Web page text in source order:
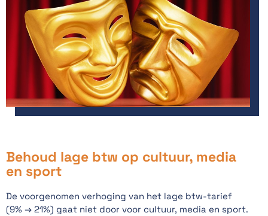
Behoud lage btw op cultuur, media
en sport
De voorgenomen verhoging van het lage btw-tarief
(9% → 21%) gaat niet door voor cultuur, media en sport.